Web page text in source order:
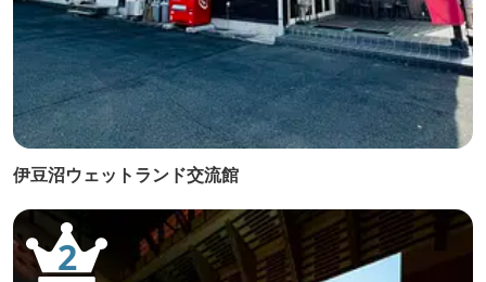
伊豆沼ウェットランド交流館
2